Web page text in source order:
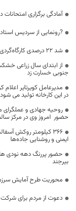
آمادگی برگزاری
?رونمایی از سردیس
شد 22 درصدی کارگاه‌گردی صنایع‌دستی خراسان جنوبی در نوروز 1404
جنوبی خسارت زد
مدیرعامل کویرتایر
در این کارخانه تولید می شود
روحیه جهادی و عملگرای
حضور امروز وی در مرکز
۳۶۶ کیلومتر روکش
ایمنی و روشنایی جاده‌ها
حضور پررنگ دهه نودی
بیرجند
محوریت طرح آمایش
دعوت از مردم برای